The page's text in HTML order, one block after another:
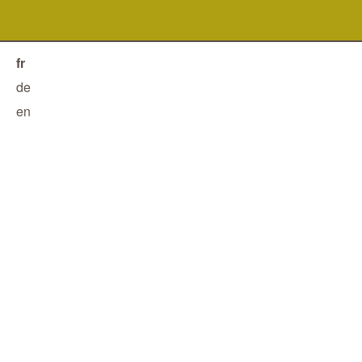
fr
de
en